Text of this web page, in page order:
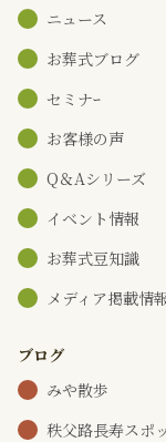
ニュース
お葬式ブログ
セミナｰ
お客様の声
Q＆Aシリーズ
イベント情報
お葬式豆知識
メディア掲載情
ブログ
みや散歩
秩父路長寿スポ